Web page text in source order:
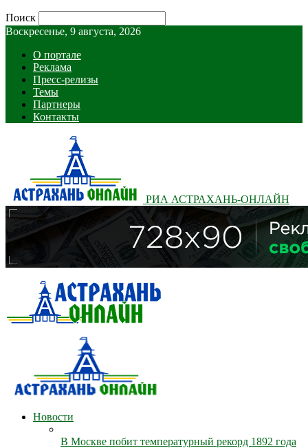
Поиск
Воскресенье, 9 августа, 2026
О портале
Реклама
Пресс-релизы
Темы
Партнеры
Контакты
РИА АСТРАХАНЬ-ОНЛАЙН
Новости
В Москве побит температурный рекорд 1892 года